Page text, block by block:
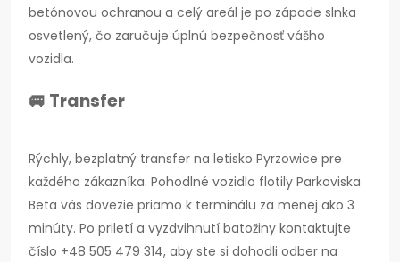
betónovou ochranou a celý areál je po západe slnka
osvetlený, čo zaručuje úplnú bezpečnosť vášho
vozidla.
🚐 Transfer
Rýchly, bezplatný transfer na letisko Pyrzowice pre
každého zákazníka. Pohodlné vozidlo flotily Parkoviska
Beta vás dovezie priamo k terminálu za menej ako 3
minúty. Po priletí a vyzdvihnutí batožiny kontaktujte
číslo +48 505 479 314, aby ste si dohodli odber na